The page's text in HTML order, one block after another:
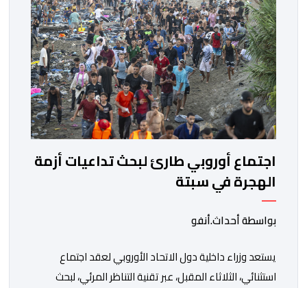
اجتماع أوروبي طارئ لبحث تداعيات أزمة
الهجرة في سبتة
بواسطة أحداث.أنفو
يستعد وزراء داخلية دول الاتحاد الأوروبي لعقد اجتماع
استثنائي، الثلاثاء المقبل، عبر تقنية التناظر المرئي، لبحث